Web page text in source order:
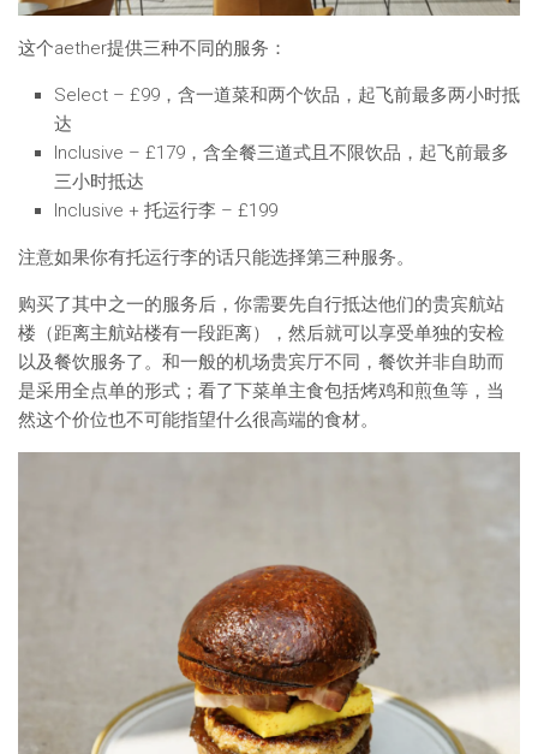
这个aether提供三种不同的服务：
Select – £99，含一道菜和两个饮品，起飞前最多两小时抵
达
Inclusive – £179，含全餐三道式且不限饮品，起飞前最多
三小时抵达
Inclusive + 托运行李 – £199
注意如果你有托运行李的话只能选择第三种服务。
购买了其中之一的服务后，你需要先自行抵达他们的贵宾航站
楼（距离主航站楼有一段距离），然后就可以享受单独的安检
以及餐饮服务了。和一般的机场贵宾厅不同，餐饮并非自助而
是采用全点单的形式；看了下菜单主食包括烤鸡和煎鱼等，当
然这个价位也不可能指望什么很高端的食材。